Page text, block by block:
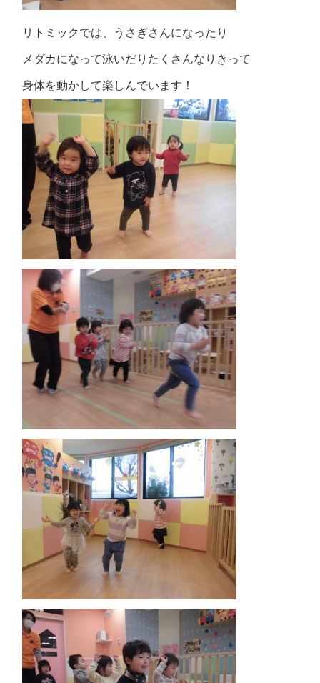
リトミックでは、うさぎさんになったり
メダカになって泳いだりたくさんなりきって
身体を動かして楽しんでいます！